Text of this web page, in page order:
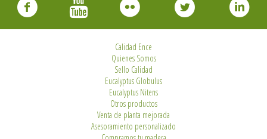
Calidad Ence
Quienes Somos
Sello Calidad
Eucalyptus Globulus
Eucalyptus Nitens
Otros productos
Venta de planta mejorada
Asesoramiento personalizado